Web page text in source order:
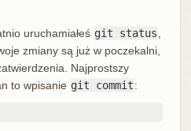
uruchamiałeś git status
zmiany są już w poczekalni,
Najprostszy
to wpisanie git commit: